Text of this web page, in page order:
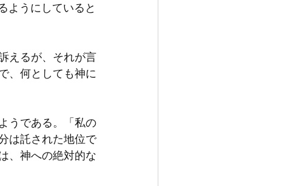
ようにしていると
えるが、それが言
、何としても神に
うである。「私の
は託された地位で
、神への絶対的な